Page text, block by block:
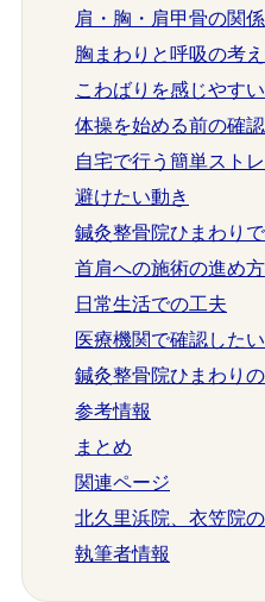
肩・胸・肩甲骨の関係
胸まわりと呼吸の考
こわばりを感じやす
体操を始める前の確認
自宅で行う簡単スト
避けたい動き
鍼灸整骨院ひまわり
首肩への施術の進め方
日常生活での工夫
医療機関で確認した
鍼灸整骨院ひまわり
参考情報
まとめ
関連ページ
北久里浜院、衣笠院
執筆者情報